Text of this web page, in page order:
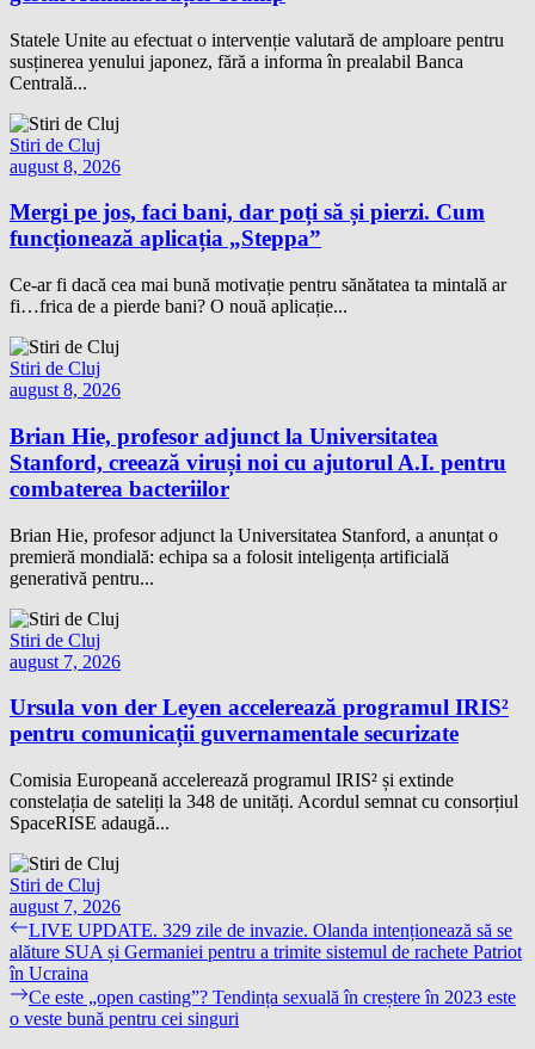
Statele Unite au efectuat o intervenție valutară de amploare pentru
susținerea yenului japonez, fără a informa în prealabil Banca
Centrală...
Stiri de Cluj
august 8, 2026
Mergi pe jos, faci bani, dar poți să și pierzi. Cum
funcționează aplicația „Steppa”
Ce-ar fi dacă cea mai bună motivație pentru sănătatea ta mintală ar
fi…frica de a pierde bani? O nouă aplicație...
Stiri de Cluj
august 8, 2026
Brian Hie, profesor adjunct la Universitatea
Stanford, creează viruși noi cu ajutorul A.I. pentru
combaterea bacteriilor
Brian Hie, profesor adjunct la Universitatea Stanford, a anunțat o
premieră mondială: echipa sa a folosit inteligența artificială
generativă pentru...
Stiri de Cluj
august 7, 2026
Ursula von der Leyen accelerează programul IRIS²
pentru comunicații guvernamentale securizate
Comisia Europeană accelerează programul IRIS² și extinde
constelația de sateliți la 348 de unități. Acordul semnat cu consorțiul
SpaceRISE adaugă...
Stiri de Cluj
august 7, 2026
Navigare
în
articole
Previous
post:
LIVE UPDATE. 329 zile de invazie. Olanda intenționează să se
alăture SUA și Germaniei pentru a trimite sistemul de rachete Patriot
în Ucraina
Next
post:
Ce este „open casting”? Tendința sexuală în creștere în 2023 este
o veste bună pentru cei singuri